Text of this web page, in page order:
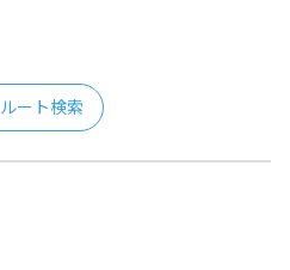
ルート検索